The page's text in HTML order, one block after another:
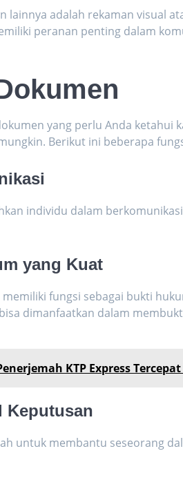
lainnya adalah rekaman visual
peranan penting dalam
yang perlu Anda ketahui
Berikut ini beberapa
individu dalam
yang Kuat
fungsi sebagai bukti
dimanfaatkan dalam
KTP Express
Keputusan
untuk membantu seseorang